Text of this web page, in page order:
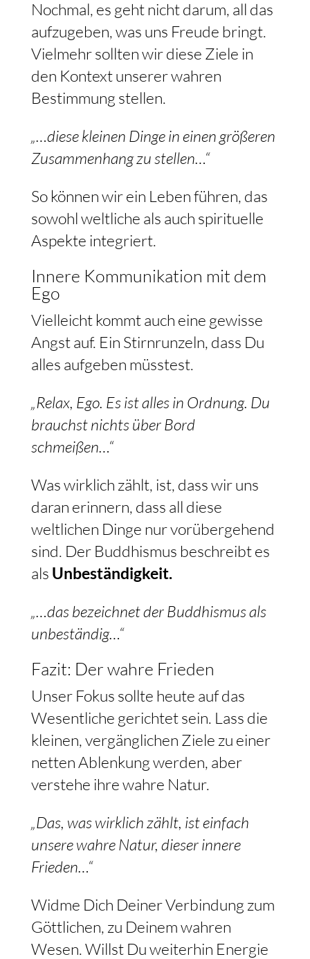
Nochmal, es geht nicht darum, all das
aufzugeben, was uns Freude bringt.
Vielmehr sollten wir diese Ziele in
den Kontext unserer wahren
Bestimmung stellen.
„…diese kleinen Dinge in einen größeren
Zusammenhang zu stellen…“
So können wir ein Leben führen, das
sowohl weltliche als auch spirituelle
Aspekte integriert.
Innere Kommunikation mit dem
Ego
Vielleicht kommt auch eine gewisse
Angst auf. Ein Stirnrunzeln, dass Du
alles aufgeben müsstest.
„Relax, Ego. Es ist alles in Ordnung. Du
brauchst nichts über Bord
schmeißen…“
Was wirklich zählt, ist, dass wir uns
daran erinnern, dass all diese
weltlichen Dinge nur vorübergehend
sind. Der Buddhismus beschreibt es
als Unbeständigkeit.
„…das bezeichnet der Buddhismus als
unbeständig…“
Fazit: Der wahre Frieden
Unser Fokus sollte heute auf das
Wesentliche gerichtet sein. Lass die
kleinen, vergänglichen Ziele zu einer
netten Ablenkung werden, aber
verstehe ihre wahre Natur.
„Das, was wirklich zählt, ist einfach
unsere wahre Natur, dieser innere
Frieden…“
Widme Dich Deiner Verbindung zum
Göttlichen, zu Deinem wahren
Wesen. Willst Du weiterhin Energie